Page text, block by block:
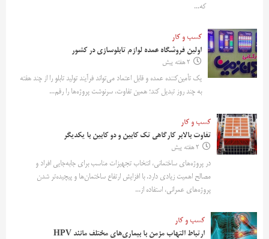
که...
کسب و کار
اولین فروشگاه عمده لوازم تابلوسازی در کشور
2 هفته پیش
یک تأمین‌کننده عمده و قابل اعتماد می‌تواند فرآیند تولید تابلو را از چند هفته
به چند روز تبدیل کند؛ همین تفاوت، سرنوشت پروژه‌ها را رقم...
کسب و کار
تفاوت بالابر کارگاهی تک کابین و دو کابین با یکدیگر
2 هفته پیش
در پروژه‌های ساختمانی، انتخاب تجهیزات مناسب برای جابه‌جایی افراد و
مصالح اهمیت زیادی دارد. با افزایش ارتفاع ساختمان‌ها و پیچیده‌تر شدن
پروژه‌های عمرانی، استفاده از...
کسب و کار
ارتباط التهاب مزمن با بیماری‌های مختلف مانند HPV